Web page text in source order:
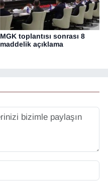
MGK toplantısı sonrası 8
maddelik açıklama